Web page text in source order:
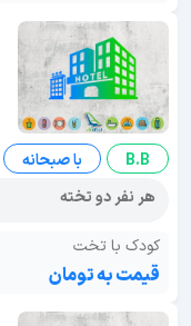
B.B
با صبحانه
هر نفر دو تخته
کودک با تخت
قیمت به تومان